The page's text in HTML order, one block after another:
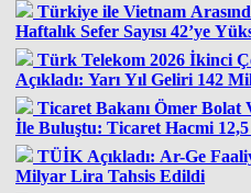
Türkiye ile Vietnam
Haftalık Sefer Sayısı 42’ye
Türk Telekom 2026 İkinci
Açıkladı: Yarı Yıl Geliri 142
Ticaret Bakanı Ömer Bolat
İle Buluştu: Ticaret Hacmi
TÜİK Açıkladı: Ar-Ge
Milyar Lira Tahsis Edildi